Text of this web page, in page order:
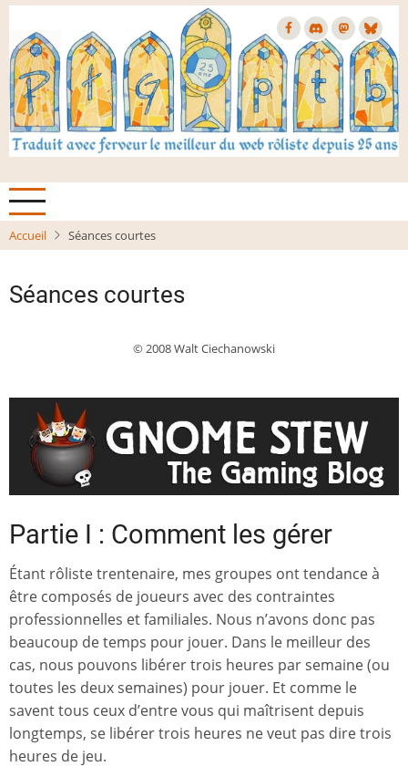
Aller
contenu
principal
Accueil Séances courtes
Séances courtes
© 2008 Walt Ciechanowski
Partie I : Comment les gérer
Étant rôliste trentenaire, mes groupes ont tendance à
être composés de joueurs avec des contraintes
professionnelles et familiales. Nous n’avons donc pas
beaucoup de temps pour jouer. Dans le meilleur des
cas, nous pouvons libérer trois heures par semaine (ou
toutes les deux semaines) pour jouer. Et comme le
savent tous ceux d’entre vous qui maîtrisent depuis
longtemps, se libérer trois heures ne veut pas dire trois
heures de jeu.